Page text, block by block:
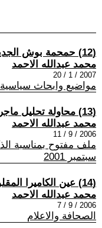
(12) حمحمة بوش الجديدة
محمد عبدالله الاحمد
2007 / 1 / 20
مواضيع وابحاث سياسية
(13) محاولة تحليل ماجرى يوم 11-9-2000م
محمد عبدالله الاحمد
2006 / 9 / 11
سبتمبر 2001
(14) عين الكاميرا المقلوعة
محمد عبدالله الاحمد
2006 / 9 / 7
الصحافة والاعلام